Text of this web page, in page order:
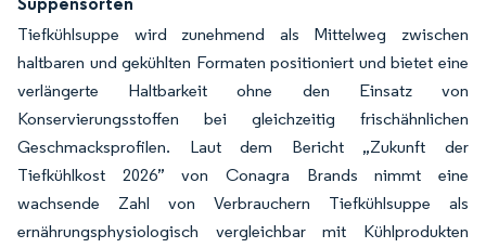
Tiefkühlsuppe wird zunehmend als Mittelweg zwischen
haltbaren und gekühlten Formaten positioniert und bietet eine
verlängerte Haltbarkeit ohne den Einsatz von
Konservierungsstoffen bei gleichzeitig frischähnlichen
Geschmacksprofilen. Laut dem Bericht „Zukunft der
Tiefkühlkost 2026” von Conagra Brands nimmt eine
wachsende Zahl von Verbrauchern Tiefkühlsuppe als
ernährungsphysiologisch vergleichbar mit Kühlprodukten